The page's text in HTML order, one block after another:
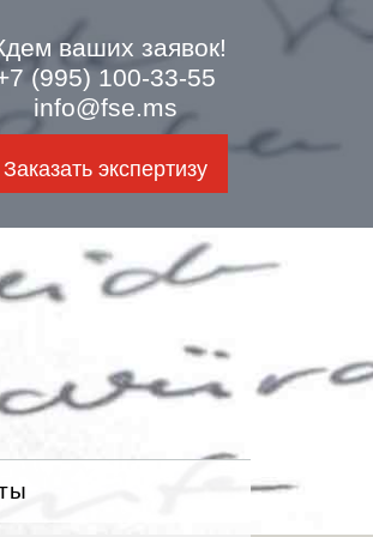
ваших заявок!
(995) 100-33-55
info@fse.ms
Заказать экспертизу